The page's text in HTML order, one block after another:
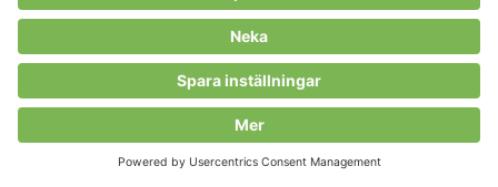
Mentorskapsprogram för
grönsaksodlare i Västra Götaland
Vill du ha en mentor som delar med sig av
sina erfarenheter och ger råd om hur du och
ditt yrkesmässiga trädgårdsföretag inom
ekologisk frilands- och växthusodling kan